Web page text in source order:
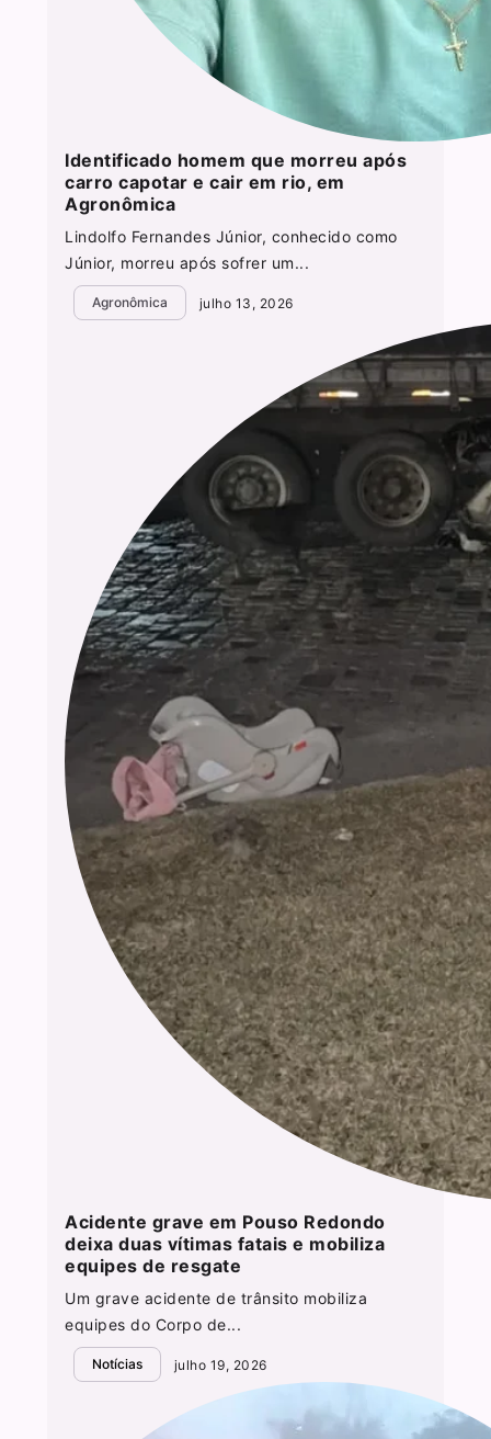
Identificado homem que morreu após
carro capotar e cair em rio, em
Agronômica
Lindolfo Fernandes Júnior, conhecido como
Júnior, morreu após sofrer um...
Agronômica julho 13, 2026
Acidente grave em Pouso Redondo
deixa duas vítimas fatais e mobiliza
equipes de resgate
Um grave acidente de trânsito mobiliza
equipes do Corpo de...
Notícias julho 19, 2026